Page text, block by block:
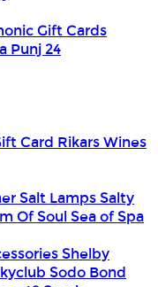
Gift Cards
Punj 24
Card Rikars Wines
Salt LampsSalty
Of SoulSea of Spa
Shelby
Sodo Bond